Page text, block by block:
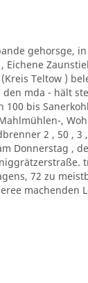
gehorsge,
Teltow )
mda - hält
100 bis
,
2 , 50 , 3
Donnerstag ,
72 zu
machenden